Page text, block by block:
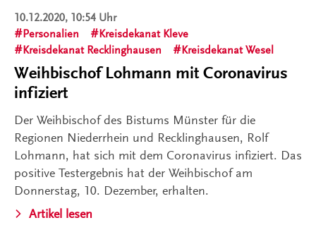
10.12.2020, 10:54 Uhr
Personalien
Kreisdekanat Kleve
Kreisdekanat Recklinghausen
Kreisdekanat Wesel
Weihbischof Lohmann mit Coronavirus
infiziert
Der Weihbischof des Bistums Münster für die
Regionen Niederrhein und Recklinghausen, Rolf
Lohmann, hat sich mit dem Coronavirus infiziert. Das
positive Testergebnis hat der Weihbischof am
Donnerstag, 10. Dezember, erhalten.
Artikel lesen